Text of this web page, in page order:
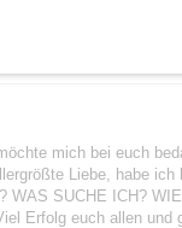
Und dann
nunmehr 7 Jahren
mich bei euch
Liebe, habe
WAS SUCHE ICH?
Erfolg euch allen und